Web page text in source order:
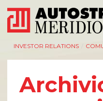
INVESTOR RELATIONS